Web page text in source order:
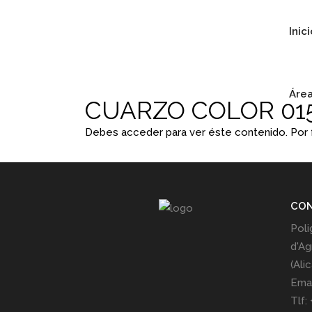
CUARZO COLOR
Debes acceder para ver éste contenido.
Tlf: